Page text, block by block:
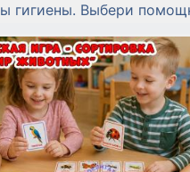
гигиены. Выбери